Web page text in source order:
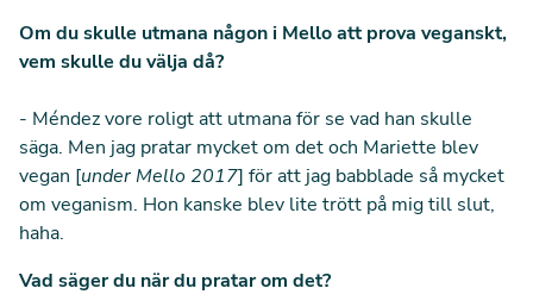
Om du skulle utmana någon i Mello att prova veganskt,
vem skulle du välja då?
- Méndez vore roligt att utmana för se vad han skulle
säga. Men jag pratar mycket om det och Mariette blev
vegan [under Mello 2017] för att jag babblade så mycket
om veganism. Hon kanske blev lite trött på mig till slut,
haha.
Vad säger du när du pratar om det?